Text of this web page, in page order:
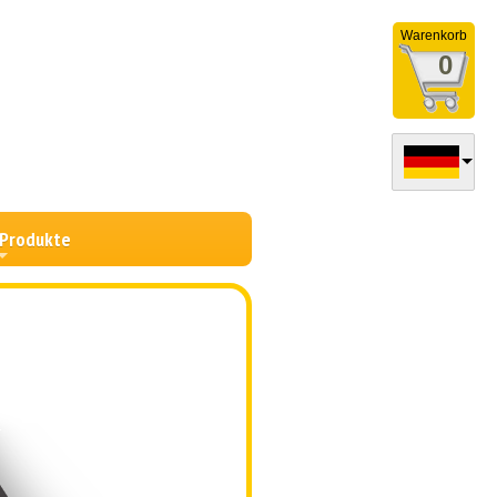
Warenkorb
0